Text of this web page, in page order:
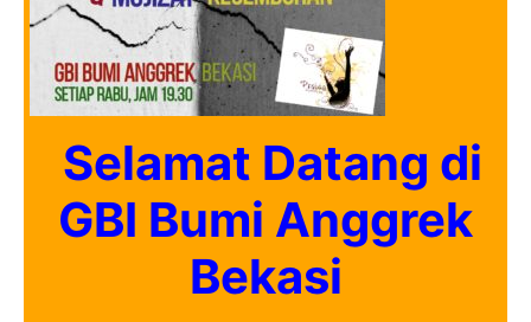
Selamat Datang di
GBI Bumi Anggrek
Bekasi